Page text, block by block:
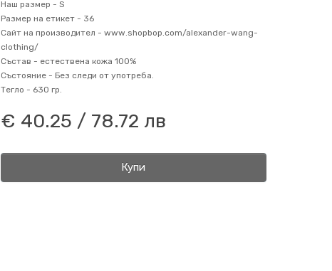
Наш размер - S
Размер на етикет - 36
Сайт на производител - www.shopbop.com/alexander-wang-
clothing/
Състав - естествена кожа 100%
Състояние - Без следи от употреба.
Тегло - 630 гр.
€ 40.25 / 78.72 лв
Купи